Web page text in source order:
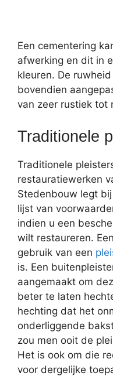
Een cementering
afwerking en dit in
kleuren. De
bovendien
van zeer rustiek tot
Traditionele
Traditionele
restauratiewerken
Stedenbouw legt
lijst van
indien u een
wilt restaureren.
gebruik van een
is. Een
aangemaakt om
beter te laten
hechting dat het
onderliggende
zou men ooit de
Het is ook om die
voor dergelijke